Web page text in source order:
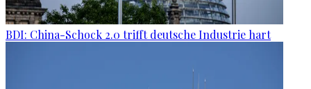
BDI: China-Schock 2.0 trifft deutsche Industrie hart